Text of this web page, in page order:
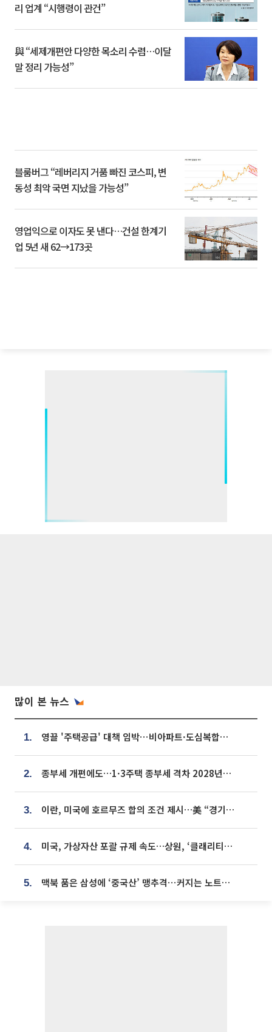
리 업계 “시행령이 관건”
與 “세제개편안 다양한 목소리 수렴…이달
말 정리 가능성”
블룸버그 “레버리지 거품 빠진 코스피, 변
동성 최악 국면 지났을 가능성”
영업익으로 이자도 못 낸다…건설 한계기
업 5년 새 62→173곳
많이 본 뉴스
1. 영끌 '주택공급' 대책 임박⋯비아파트·도심복합까지 총동원
2. 종부세 개편에도…1·3주택 종부세 격차 2028년부터 확대
3. 이란, 미국에 호르무즈 합의 조건 제시…美 “경기 아직 안 끝나” [종합]
4. 미국, 가상자산 포괄 규제 속도…상원, ‘클래리티법’ 9월 절차투표 추진
5. 맥북 품은 삼성에 ‘중국산’ 맹추격⋯커지는 노트북 OLED 시장